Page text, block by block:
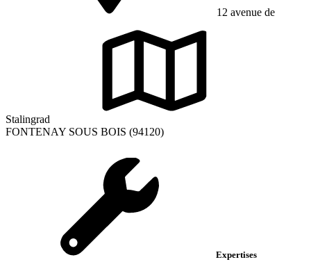
12 avenue de
Stalingrad
FONTENAY SOUS BOIS (94120)
Expertises